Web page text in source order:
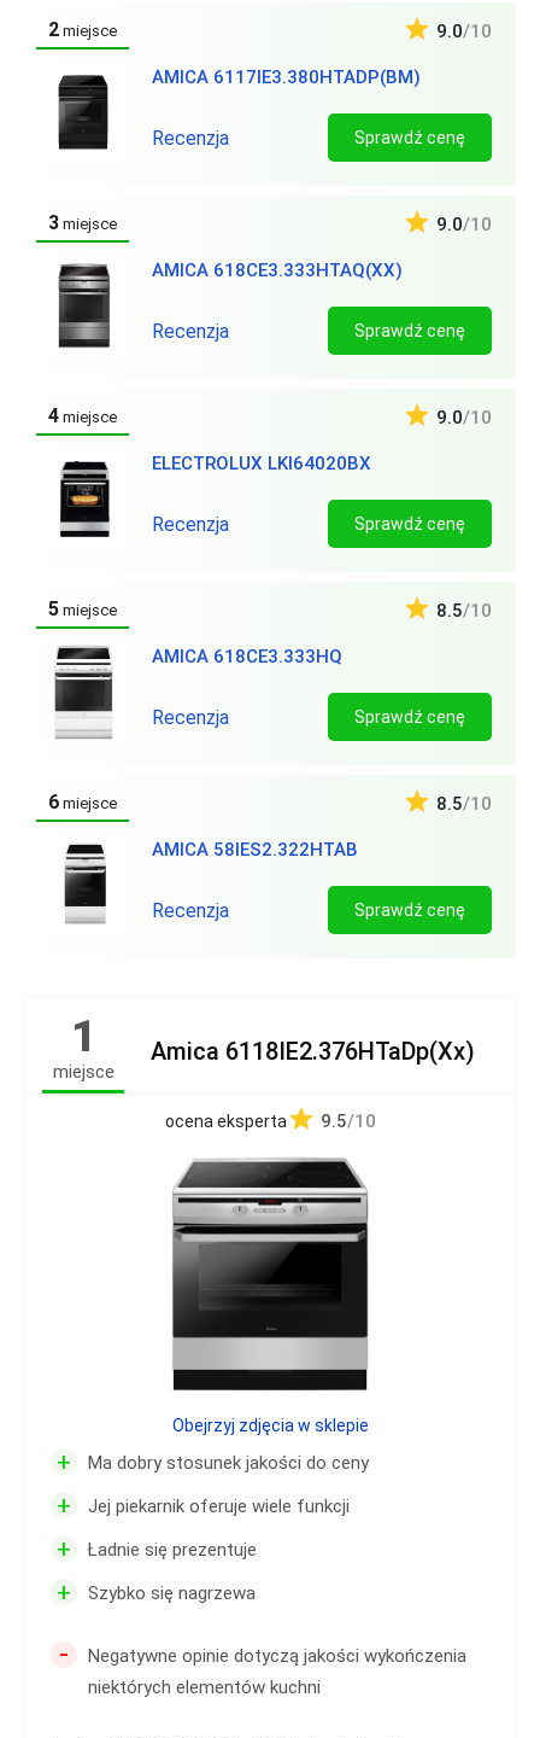
2 miejsce
AMICA 6117IE3.380HTADP(BM)
9.0/10
Recenzja Sprawdź cenę
3 miejsce
AMICA 618CE3.333HTAQ(XX)
9.0/10
Recenzja Sprawdź cenę
4 miejsce
ELECTROLUX LKI64020BX
9.0/10
Recenzja Sprawdź cenę
5 miejsce
AMICA 618CE3.333HQ
8.5/10
Recenzja Sprawdź cenę
6 miejsce
AMICA 58IES2.322HTAB
8.5/10
Recenzja Sprawdź cenę
1
miejsce
Amica 6118IE2.376HTaDp(Xx)
ocena eksperta 9.5/10
+ Ma dobry stosunek jakości do ceny
+ Jej piekarnik oferuje wiele funkcji
+ Ładnie się prezentuje
+ Szybko się nagrzewa
-
Negatywne opinie dotyczą jakości wykończenia
niektórych elementów kuchni
Obejrzyj zdjęcia w sklepie